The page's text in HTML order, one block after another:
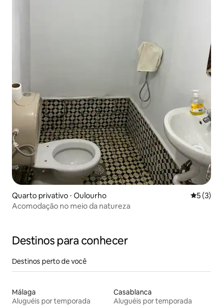
Quarto privativo ⋅ Oulourho 5 de
5 (3)
Acomodação no meio da natureza
Destinos para conhecer
Destinos perto de você
Málaga
Aluguéis por temporada
Casablanca
Aluguéis por temporada